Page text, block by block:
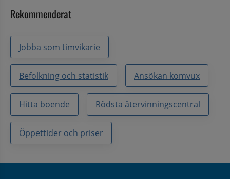
Rekommenderat
Jobba som timvikarie
Befolkning och statistik Ansökan komvux
Hitta boende Rödsta återvinningscentral
Öppettider och priser